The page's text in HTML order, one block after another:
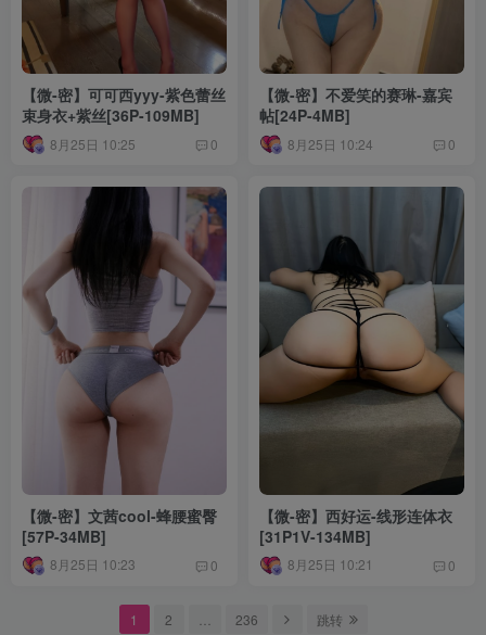
【微-密】可可西yyy-紫色蕾丝
束身衣+紫丝[36P-109MB]
8月25日 10:25 0
【微-密】不爱笑的赛琳-嘉宾
帖[24P-4MB]
8月25日 10:24 0
【微-密】文茜cool-蜂腰蜜臀
[57P-34MB]
8月25日 10:23 0
【微-密】西好运-线形连体衣
[31P1V-134MB]
8月25日 10:21 0
1 2 236 跳转